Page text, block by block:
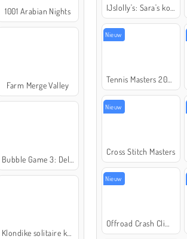
1001 Arabian Nights
Farm Merge Valley
Klondike solitaire kaartspel
Nieuw
Nieuw
Cross Stitch Masters
Nieuw